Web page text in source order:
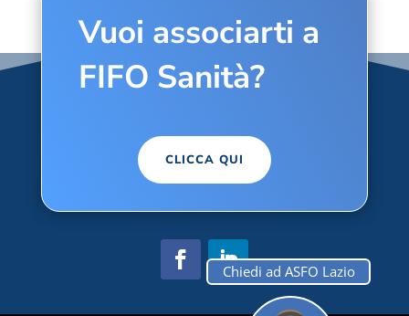
Vuoi associarti a
FIFO Sanità?
CLICCA QUI
Chiedi ad ASFO Lazio